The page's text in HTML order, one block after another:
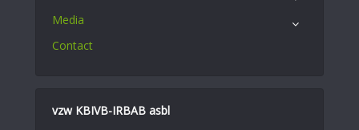
Media
Contact
vzw KBIVB-IRBAB asbl